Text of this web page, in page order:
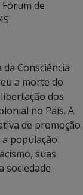
de
Consciência
a morte do
dos
no País. A
de promoção
população
suas
sociedade